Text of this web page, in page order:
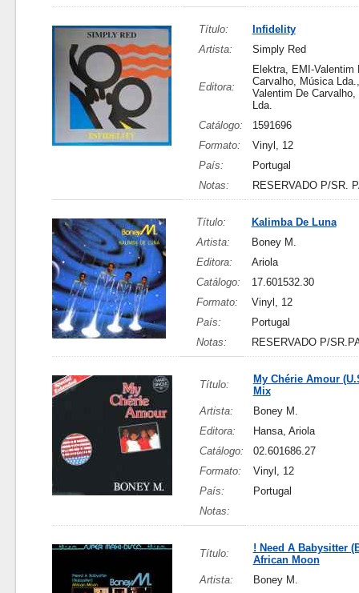
Título:
Infidelity
Artista:
Simply Red
Editora:
Elektra, EMI-Valentim
Carvalho, Música
Valentim De Carvalho,
Lda.
Catálogo:
1591696
Formato:
Vinyl, 12
País:
Portugal
Notas:
RESERVADO P/SR.
Título:
Kalimba De Luna
Artista:
Boney M.
Editora:
Ariola
Catálogo:
17.601532.30
Formato:
Vinyl, 12
País:
Portugal
Notas:
RESERVADO P/
Título:
My Chérie Amour
Mix
Artista:
Boney M.
Editora:
Hansa, Ariola
Catálogo:
02.601686.27
Formato:
Vinyl, 12
País:
Portugal
Notas:
Título:
! Need A Babysitter
African Moon
Artista:
Boney M.